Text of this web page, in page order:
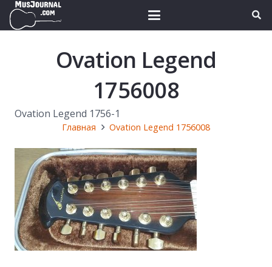
Ovation Legend
1756008
Ovation Legend 1756-1
Главная Ovation Legend 1756008